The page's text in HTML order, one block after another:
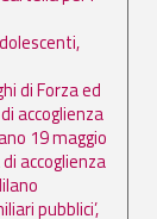
di Forza ed
accoglienza
19 maggio
accoglienza
pubblici’,